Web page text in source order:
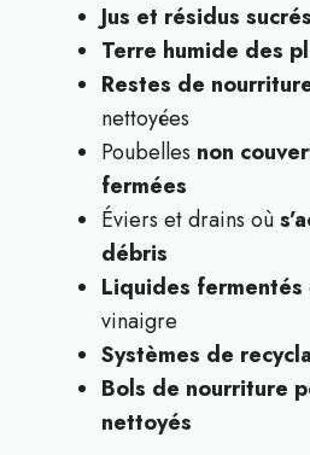
Jus et résidus sucrés
Terre humide des
Restes de
nettoyées
Poubelles non
fermées
Éviers et drains où
débris
Liquides fermentés
vinaigre
Systèmes de
Bols de nourriture
nettoyés